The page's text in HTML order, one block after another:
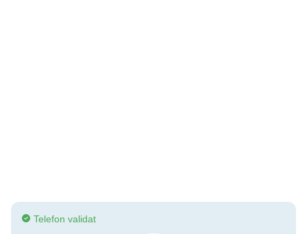
Telefon validat